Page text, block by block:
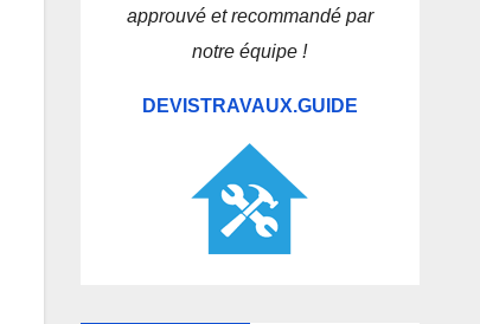
approuvé et recommandé par
notre équipe !
DEVISTRAVAUX.GUIDE